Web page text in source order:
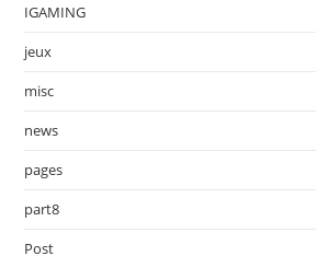
IGAMING
jeux
misc
news
pages
part8
Post